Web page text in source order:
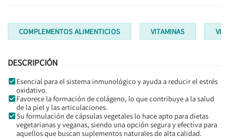
COMPLEMENTOS ALIMENTICIOS VITAMINAS
DESCRIPCIÓN
Esencial para el sistema inmunológico y ayuda a reducir el estrés
oxidativo.
Favorece la formación de colágeno, lo que contribuye a la salud
de la piel y las articulaciones.
Su formulación de cápsulas vegetales lo hace apto para dietas
vegetarianas y veganas, siendo una opción segura y efectiva para
aquellos que buscan suplementos naturales de alta calidad.